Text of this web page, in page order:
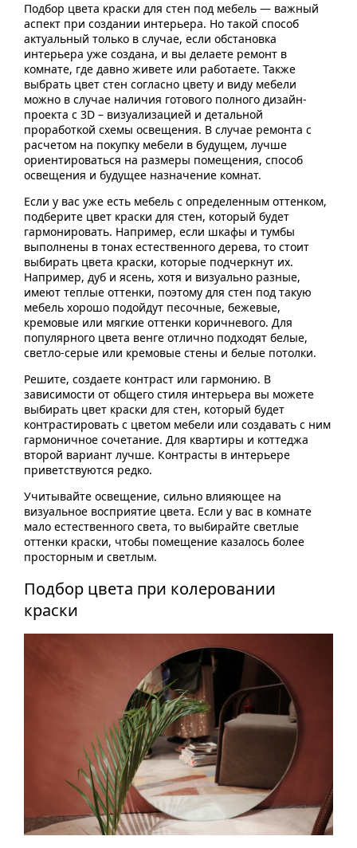
Подбор цвета краски для стен под мебель — важный
аспект при создании интерьера. Но такой способ
актуальный только в случае, если обстановка
интерьера уже создана, и вы делаете ремонт в
комнате, где давно живете или работаете. Также
выбрать цвет стен согласно цвету и виду мебели
можно в случае наличия готового полного дизайн-
проекта с 3D – визуализацией и детальной
проработкой схемы освещения. В случае ремонта с
расчетом на покупку мебели в будущем, лучше
ориентироваться на размеры помещения, способ
освещения и будущее назначение комнат.
Если у вас уже есть мебель с определенным оттенком,
подберите цвет краски для стен, который будет
гармонировать. Например, если шкафы и тумбы
выполнены в тонах естественного дерева, то стоит
выбирать цвета краски, которые подчеркнут их.
Например, дуб и ясень, хотя и визуально разные,
имеют теплые оттенки, поэтому для стен под такую
мебель хорошо подойдут песочные, бежевые,
кремовые или мягкие оттенки коричневого. Для
популярного цвета венге отлично подходят белые,
светло-серые или кремовые стены и белые потолки.
Решите, создаете контраст или гармонию. В
зависимости от общего стиля интерьера вы можете
выбирать цвет краски для стен, который будет
контрастировать с цветом мебели или создавать с ним
гармоничное сочетание. Для квартиры и коттеджа
второй вариант лучше. Контрасты в интерьере
приветствуются редко.
Учитывайте освещение, сильно влияющее на
визуальное восприятие цвета. Если у вас в комнате
мало естественного света, то выбирайте светлые
оттенки краски, чтобы помещение казалось более
просторным и светлым.
Подбор цвета при колеровании
краски